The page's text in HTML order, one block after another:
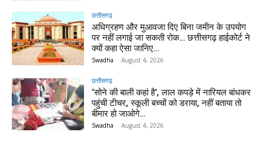
छत्तीसगढ़
अधिग्रहण और मुआवजा दिए बिना जमीन के उपयोग
पर नहीं लगाई जा सकती रोक… छत्तीसगढ़ हाईकोर्ट ने
क्यों कहा ऐसा जानिए…
Swadha - August 4, 2026
छत्तीसगढ़
‘सोने की बाली कहां है’, लाल कपड़े में नारियल बांधकर
पहुंची टीचर, स्कूली बच्चों को डराया, नहीं बताया तो
बीमार हो जाओगे…
Swadha - August 4, 2026